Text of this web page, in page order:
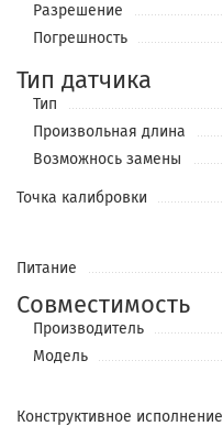
Разрешение
Погрешность
Тип датчика
Тип
Произвольная длина
Возможнось замены
Точка калибровки
Питание
Совместимость
Производитель
Модель
Конструктивное исполнение